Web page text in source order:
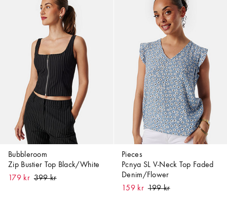
Bubbleroom
Zip Bustier Top Black/White
179 kr
Pieces
Pcnya SL V-Neck Top Faded
Denim/Flower
159 kr